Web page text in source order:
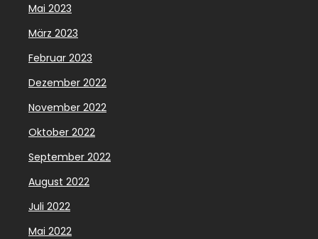
Mai 2023
März 2023
Februar 2023
Dezember 2022
November 2022
Oktober 2022
September 2022
August 2022
Juli 2022
Mai 2022